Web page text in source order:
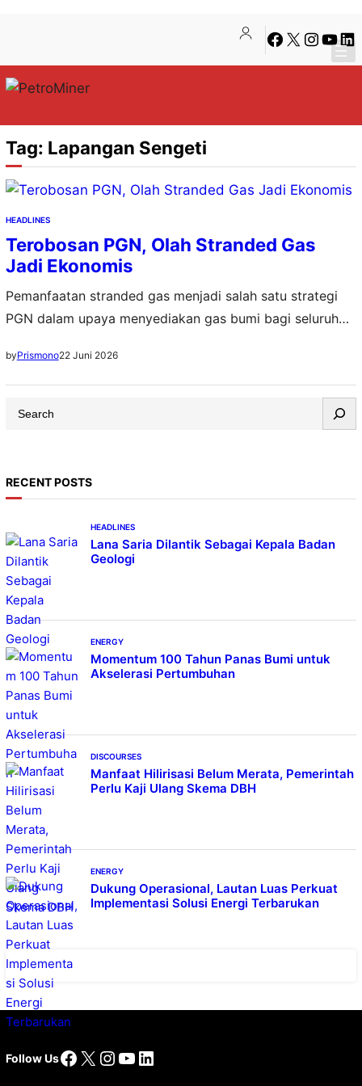
konten
content
Facebook
X Instagram
Tag: Lapangan Sengeti
HEADLINES
Terobosan PGN, Olah Stranded Gas
Jadi Ekonomis
Pemanfaatan stranded gas menjadi salah satu strategi
PGN dalam upaya menyediakan gas bumi bagi seluruh
byPrismono22 Juni 2026
c
RECENT POSTS
HEADLINES
Lana Saria Dilantik Sebagai Kepala Badan
Geologi
ENERGY
Momentum 100 Tahun Panas Bumi untuk
Akselerasi Pertumbuhan
DISCOURSES
Manfaat Hilirisasi Belum Merata, Pemerintah
Perlu Kaji Ulang Skema DBH
ENERGY
Dukung Operasional, Lautan Luas Perkuat
Implementasi Solusi Energi Terbarukan
Follow UsFacebook
X Instagram
YouTube
LinkedIn